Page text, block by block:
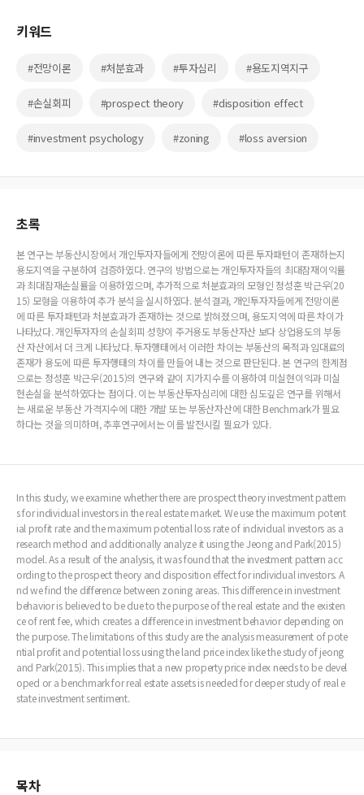
키워드
#전망이론 #처분효과 #투자심리 #용도지역지구
#손실회피 #prospect theory #disposition effect
#investment psychology #zoning #loss aversion
초록
본 연구는 부동산시장에서 개인투자자들에게 전망이론에 따른 투자패턴이 존재하는지
용도지역을 구분하여 검증하였다. 연구의 방법으로는 개인투자자들의 최대잠재이익률
과 최대잠재손실률을 이용하였으며, 추가적으로 처분효과의 모형인 정성훈 박근우(20
15) 모형을 이용하여 추가 분석을 실시하였다. 분석결과, 개인투자자들에게 전망이론
에 따른 투자패턴과 처분효과가 존재하는 것으로 밝혀졌으며, 용도지역에 따른 차이가
나타났다. 개인투자자의 손실회피 성향이 주거용도 부동산자산 보다 상업용도의 부동
산 자산에서 더 크게 나타났다. 투자행태에서 이러한 차이는 부동산의 목적과 임대료의
존재가 용도에 따른 투자행태의 차이를 만들어 내는 것으로 판단된다. 본 연구의 한계점
으로는 정성훈 박근우(2015)의 연구와 같이 지가지수를 이용하여 미실현이익과 미실
현손실을 분석하였다는 점이다. 이는 부동산투자심리에 대한 심도깊은 연구를 위해서
는 새로운 부동산 가격지수에 대한 개발 또는 부동산자산에 대한 Benchmark가 필요
하다는 것을 의미하며, 추후연구에서는 이를 발전시킬 필요가 있다.
In this study, we examine whether there are prospect theory investment pattern
s for individual investors in the real estate market. We use the maximum potent
ial profit rate and the maximum potential loss rate of individual investors as a
research method and additionally analyze it using the Jeong and Park(2015)
model. As a result of the analysis, it was found that the investment pattern acc
ording to the prospect theory and disposition effect for individual investors. A
nd we find the difference between zoning areas. This difference in investment
behavior is believed to be due to the purpose of the real estate and the existen
ce of rent fee, which creates a difference in investment behavior depending on
the purpose. The limitations of this study are the analysis measurement of pote
ntial profit and potential loss using the land price index like the study of jeong
and Park(2015). This implies that a new property price index needs to be devel
oped or a benchmark for real estate assets is needed for deeper study of real e
state investment sentiment.
목차